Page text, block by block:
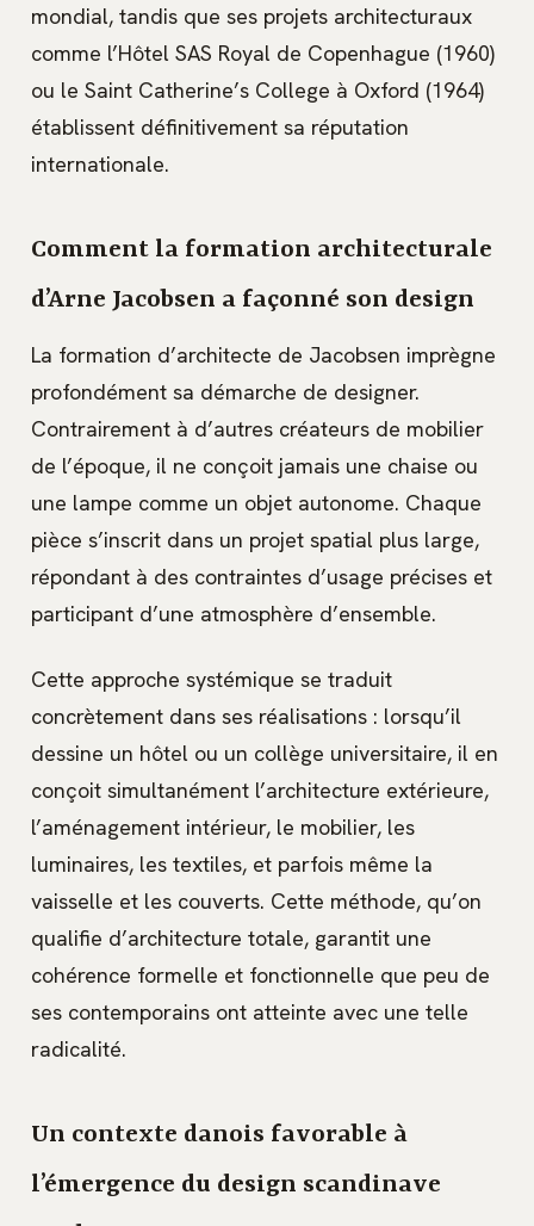
mondial, tandis que ses projets architecturaux
comme l’Hôtel SAS Royal de Copenhague (1960)
ou le Saint Catherine’s College à Oxford (1964)
établissent définitivement sa réputation
internationale.
Comment la formation architecturale
d’Arne Jacobsen a façonné son design
La formation d’architecte de Jacobsen imprègne
profondément sa démarche de designer.
Contrairement à d’autres créateurs de mobilier
de l’époque, il ne conçoit jamais une chaise ou
une lampe comme un objet autonome. Chaque
pièce s’inscrit dans un projet spatial plus large,
répondant à des contraintes d’usage précises et
participant d’une atmosphère d’ensemble.
Cette approche systémique se traduit
concrètement dans ses réalisations : lorsqu’il
dessine un hôtel ou un collège universitaire, il en
conçoit simultanément l’architecture extérieure,
l’aménagement intérieur, le mobilier, les
luminaires, les textiles, et parfois même la
vaisselle et les couverts. Cette méthode, qu’on
qualifie d’architecture totale, garantit une
cohérence formelle et fonctionnelle que peu de
ses contemporains ont atteinte avec une telle
radicalité.
Un contexte danois favorable à
l’émergence du design scandinave